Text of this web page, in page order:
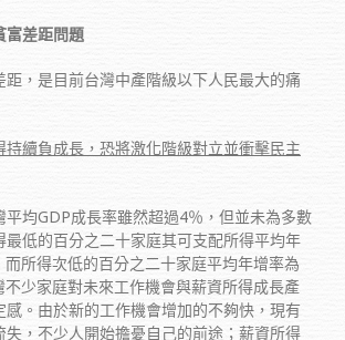
富差距問題
，是目前台灣中產階級以下人民最大的痛
持續負成長，恐將激化階級對立並衝擊民主
均GDP成長率雖然超過4％，但並未為多數
最低的百分之二十家庭其可支配所得平均年
所得次低的百分之二十家庭平均年增率為
少家庭對未來工作機會與薪資所得成長產
感。由於新的工作機會增加的不夠快，現有
失，不少人開始擔憂自己的前途；薪資所得